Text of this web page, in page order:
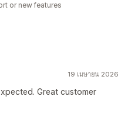
or new features
19 เมษายน 2026
Great customer